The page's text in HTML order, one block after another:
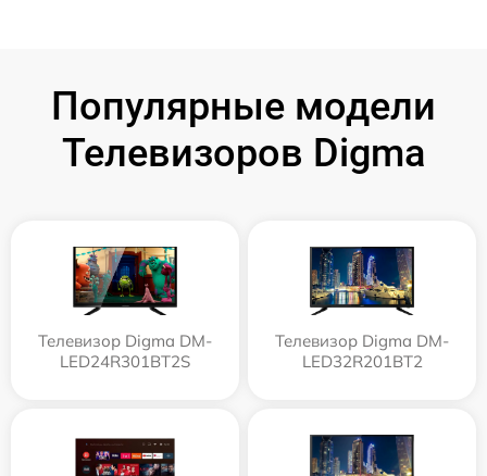
Популярные модели
Телевизоров Digma
Телевизор Digma DM-
LED24R301BT2S
Телевизор Digma DM-
LED32R201BT2